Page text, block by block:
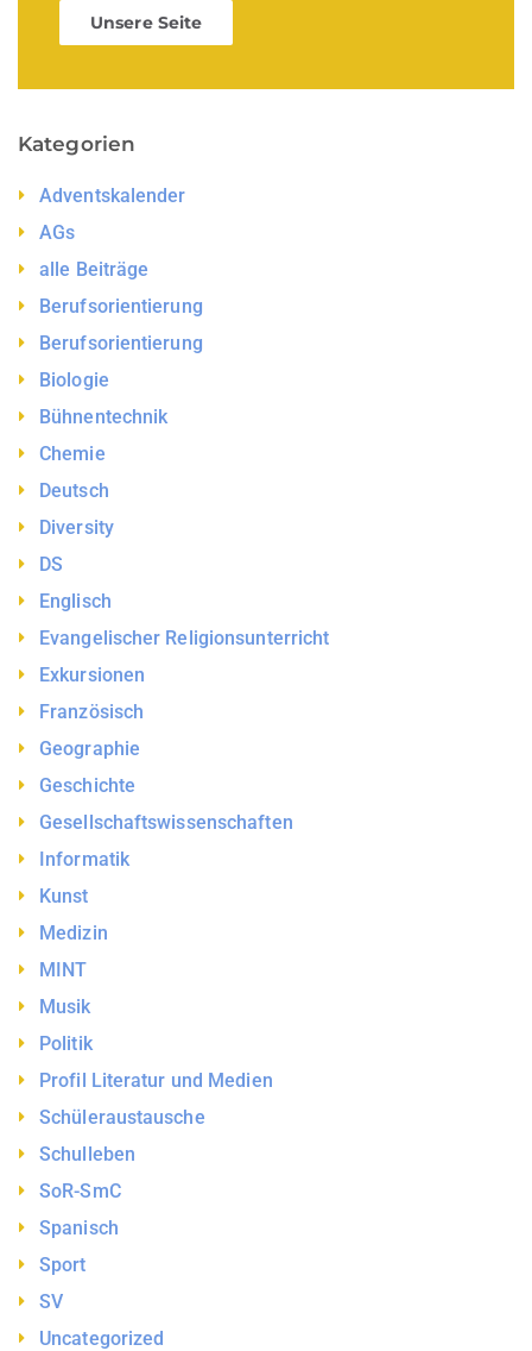
Unsere Seite
Kategorien
Adventskalender
AGs
alle Beiträge
Berufsorientierung
Berufsorientierung
Biologie
Bühnentechnik
Chemie
Deutsch
Diversity
DS
Englisch
Evangelischer Religionsunterricht
Exkursionen
Französisch
Geographie
Geschichte
Gesellschaftswissenschaften
Informatik
Kunst
Medizin
MINT
Musik
Politik
Profil Literatur und Medien
Schüleraustausche
Schulleben
SoR-SmC
Spanisch
Sport
SV
Uncategorized